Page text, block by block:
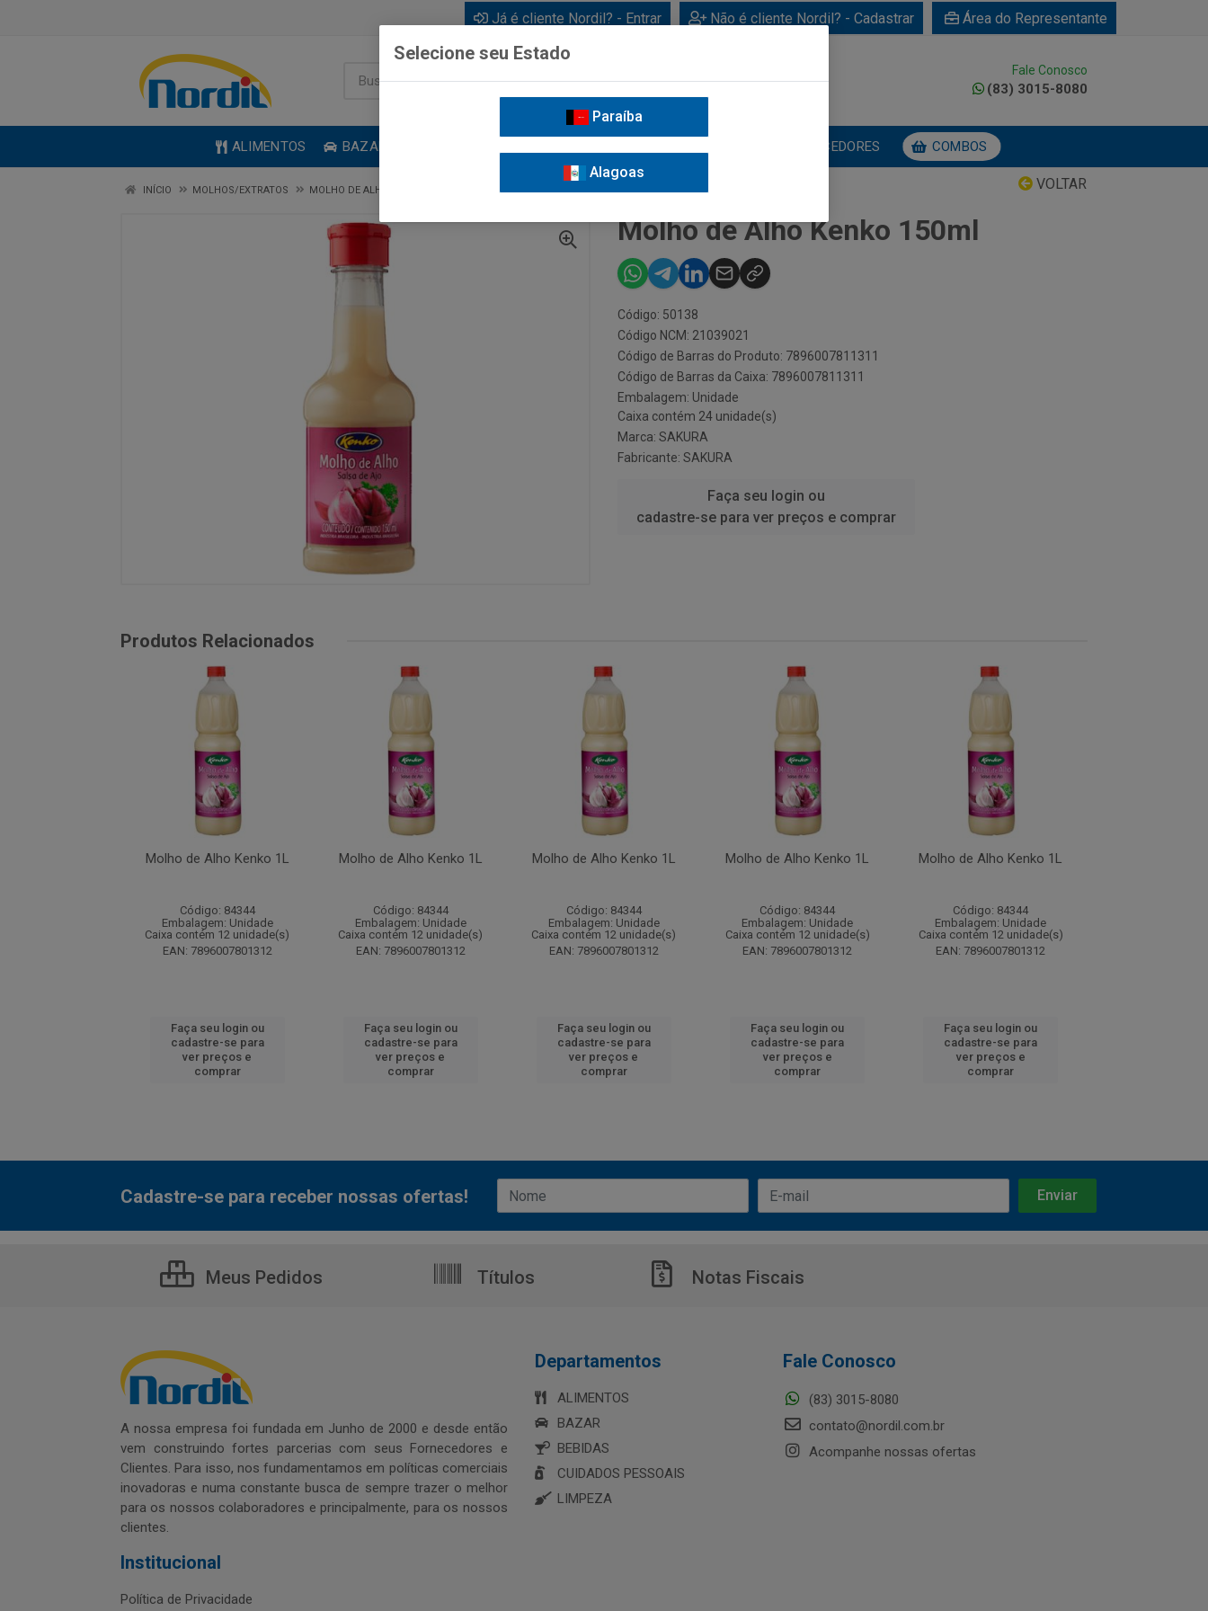
Já é cliente Nordil? - Entrar Não é cliente Nordil? - Cadastrar Área do Representante
Fale Conosco
(83) 3015-8080
ALIMENTOS BAZAR FORNECEDORES COMBOS
VOLTAR
INÍCIO MOLHOS/EXTRATOS MOLHO DE ALHO MOLHO DE ALHO KENKO 150ML
Molho de Alho Kenko 150ml
Código: 50138
Código NCM: 21039021
Código de Barras do Produto: 7896007811311
Código de Barras da Caixa: 7896007811311
Embalagem: Unidade
Caixa contém 24 unidade(s)
Marca: SAKURA
Fabricante: SAKURA
Faça seu login ou
cadastre-se para ver preços e comprar
Produtos Relacionados
Molho de Alho Kenko 1L
Código: 84344
Embalagem: Unidade
Caixa contém 12 unidade(s)
EAN: 7896007801312
Faça seu login ou
cadastre-se para
ver preços e
comprar
Molho de Alho Kenko 1L
Código: 84344
Embalagem: Unidade
Caixa contém 12 unidade(s)
EAN: 7896007801312
Faça seu login ou
cadastre-se para
ver preços e
comprar
Molho de Alho Kenko 1L
Código: 84344
Embalagem: Unidade
Caixa contém 12 unidade(s)
EAN: 7896007801312
Faça seu login ou
cadastre-se para
ver preços e
comprar
Molho de Alho Kenko 1L
Código: 84344
Embalagem: Unidade
Caixa contém 12 unidade(s)
EAN: 7896007801312
Faça seu login ou
cadastre-se para
ver preços e
comprar
Molho de Alho Kenko 1L
Código: 84344
Embalagem: Unidade
Caixa contém 12 unidade(s)
EAN: 7896007801312
Faça seu login ou
cadastre-se para
ver preços e
comprar
Cadastre-se para receber nossas ofertas!
Meus Pedidos Títulos Notas Fiscais
A nossa empresa foi fundada em Junho de 2000 e desde então
vem construindo fortes parcerias com seus Fornecedores e
Clientes. Para isso, nos fundamentamos em políticas comerciais
inovadoras e numa constante busca de sempre trazer o melhor
para os nossos colaboradores e principalmente, para os nossos
clientes.
Institucional
Política de Privacidade
Departamentos
ALIMENTOS
BAZAR
BEBIDAS
CUIDADOS PESSOAIS
LIMPEZA
Fale Conosco
(83) 3015-8080
contato@nordil.com.br
Acompanhe nossas ofertas
Selecione seu Estado
Paraíba
Alagoas